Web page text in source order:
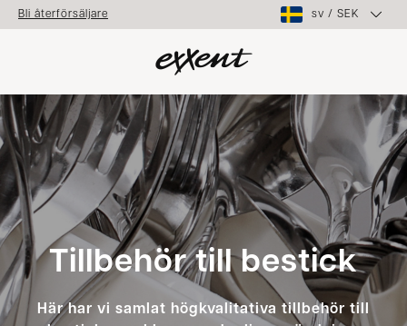
Bli återförsäljare sv / SEK
Tillbehör till bestick
Här har vi samlat högkvalitativa tillbehör till